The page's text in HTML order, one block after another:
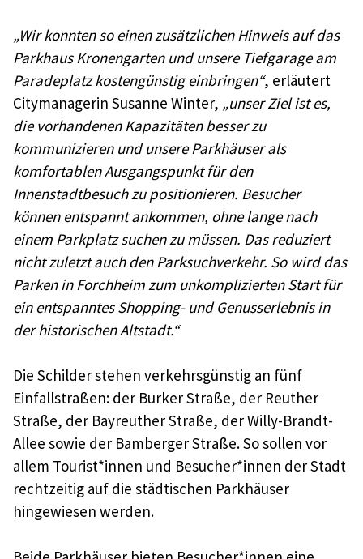
„Wir konnten so einen zusätzlichen Hinweis auf das
Parkhaus Kronengarten und unsere Tiefgarage am
Paradeplatz kostengünstig einbringen“, erläutert
Citymanagerin Susanne Winter, „unser Ziel ist es,
die vorhandenen Kapazitäten besser zu
kommunizieren und unsere Parkhäuser als
komfortablen Ausgangspunkt für den
Innenstadtbesuch zu positionieren. Besucher
können entspannt ankommen, ohne lange nach
einem Parkplatz suchen zu müssen. Das reduziert
nicht zuletzt auch den Parksuchverkehr. So wird das
Parken in Forchheim zum unkomplizierten Start für
ein entspanntes Shopping- und Genusserlebnis in
der historischen Altstadt.“
Die Schilder stehen verkehrsgünstig an fünf
Einfallstraßen: der Burker Straße, der Reuther
Straße, der Bayreuther Straße, der Willy-Brandt-
Allee sowie der Bamberger Straße. So sollen vor
allem Tourist*innen und Besucher*innen der Stadt
rechtzeitig auf die städtischen Parkhäuser
hingewiesen werden.